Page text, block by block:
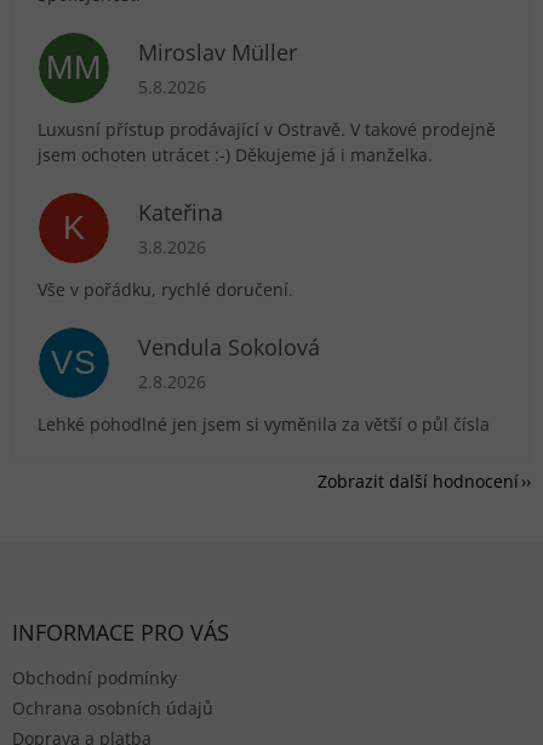
MM Miroslav Müller
Hodnocení obchodu je 5 z 5 hvězdiček.
5.8.2026
Luxusní přístup prodávající v Ostravě. V takové prodejně
jsem ochoten utrácet :-) Děkujeme já i manželka.
K Kateřina
Hodnocení obchodu je 5 z 5 hvězdiček.
3.8.2026
Vše v pořádku, rychlé doručení.
VS Vendula Sokolová
Hodnocení obchodu je 5 z 5 hvězdiček.
2.8.2026
Lehké pohodlné jen jsem si vyměnila za větší o půl čísla
Zobrazit další hodnocení
INFORMACE PRO VÁS
Obchodní podmínky
Ochrana osobních údajů
Doprava a platba